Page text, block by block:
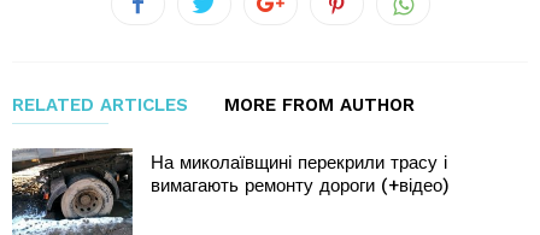
RELATED ARTICLES MORE FROM AUTHOR
На миколаївщині перекрили трасу і
вимагають ремонту дороги (+відео)